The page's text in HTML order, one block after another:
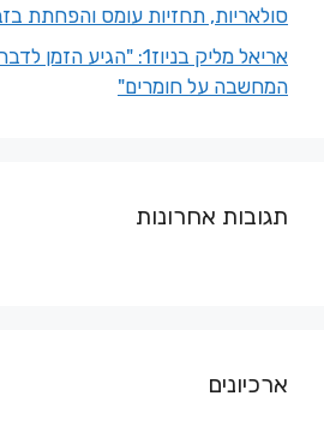
סולאריות, תחזיות עומס והפחתת
אריאל מליק בניוז1: "הגיע
המחשבה על חומרים"
תגובות אחרונות
ארכיונים